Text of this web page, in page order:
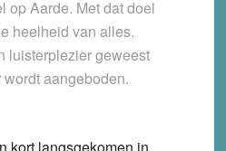
op Aarde. Met dat doel
heelheid van alles.
luisterplezier geweest
aangeboden.
kort langsgekomen in